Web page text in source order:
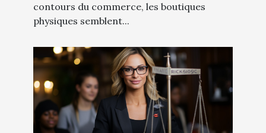
contours du commerce, les boutiques
physiques semblent...